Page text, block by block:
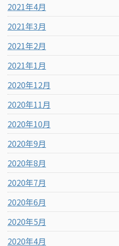
2021年4月
2021年3月
2021年2月
2021年1月
2020年12月
2020年11月
2020年10月
2020年9月
2020年8月
2020年7月
2020年6月
2020年5月
2020年4月